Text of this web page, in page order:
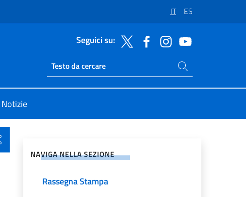
IT ES
Seguici su:
Ricerca sito live
Cerca nel sito
Notizie
NAVIGA NELLA SEZIONE
Rassegna Stampa